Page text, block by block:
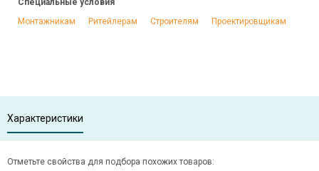
Специальные условия
Монтажникам
Ритейлерам Строителям Проектировщикам
Характеристики
Отметьте свойства для подбора похожих товаров: